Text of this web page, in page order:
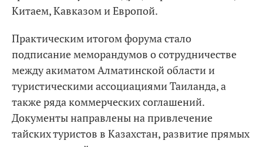
Китаем, Кавказом и Европой.
Практическим итогом форума стало
подписание меморандумов о сотрудничестве
между акиматом Алматинской области и
туристическими ассоциациями Таиланда, а
также ряда коммерческих соглашений.
Документы направлены на привлечение
тайских туристов в Казахстан, развитие прямых